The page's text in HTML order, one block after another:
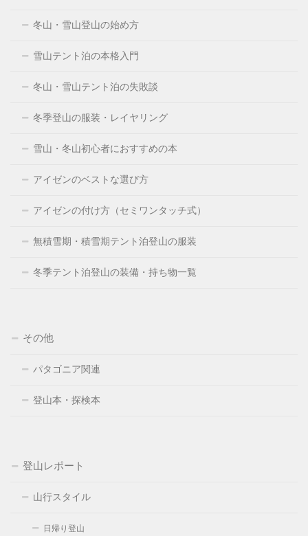
冬山・雪山登山の始め方
雪山テント泊の本格入門
冬山・雪山テント泊の失敗談
冬季登山の服装・レイヤリング
雪山・冬山初心者におすすめの本
アイゼンのベストな選び方
アイゼンの付け方（セミワンタッチ式）
無積雪期・積雪期テント泊登山の服装
冬季テント泊登山の装備・持ち物一覧
その他
パタゴニア関連
登山本・探検本
登山レポート
山行スタイル
日帰り登山